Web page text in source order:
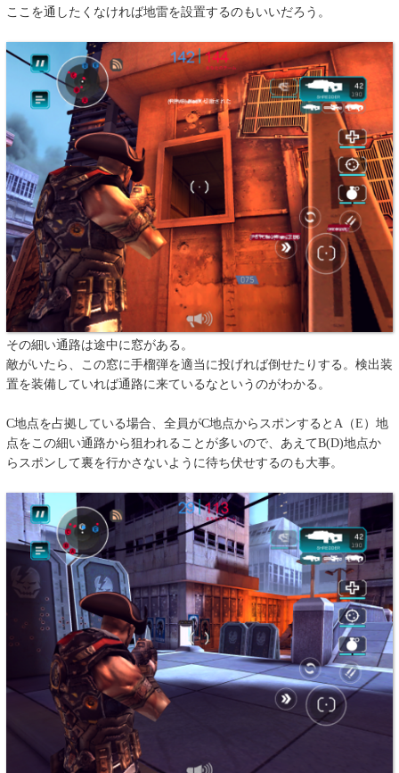
ここを通したくなければ地雷を設置するのもいいだろう。
その細い通路は途中に窓がある。
敵がいたら、この窓に手榴弾を適当に投げれば倒せたりする。検出装
置を装備していれば通路に来ているなというのがわかる。
C地点を占拠している場合、全員がC地点からスポンするとA（E）地
点をこの細い通路から狙われることが多いので、あえてB(D)地点か
らスポンして裏を行かさないように待ち伏せするのも大事。